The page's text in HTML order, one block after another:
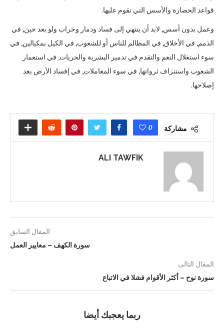
قواعد الحضارة والأسس التي تقوم عليها.
وعمل بدون أسس, لابد أن ينتهي إلى فساد ودمار وخراب ولو بعد حين, في
الذمم, في الأخلاق, في المظالم للناس أو للشعوب, في الكيل بمكيالين, في
سوء استغلال النعم والتقدم في تدمير البشرية والحريات, في استعمار
الشعوب واستنزاف ثرواتها, في سوء المعاملات, في إفساد الأرض بعد
إصلاحها.
مشاركة 0
ALI TAWFIK
المقال السابق
سورة الكهف – معايير العمل
المقال التالى
سورة نوح – أكثر الأقوام فشلا في الاتباع
ربما يعجبك أيضا